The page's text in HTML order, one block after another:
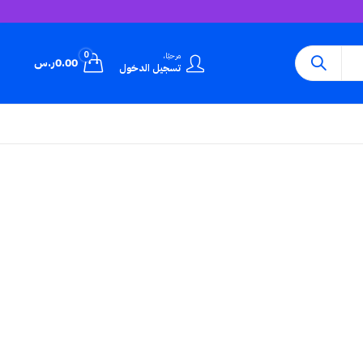
مرحبًا،
تسجيل الدخول
0
0.00ر.س